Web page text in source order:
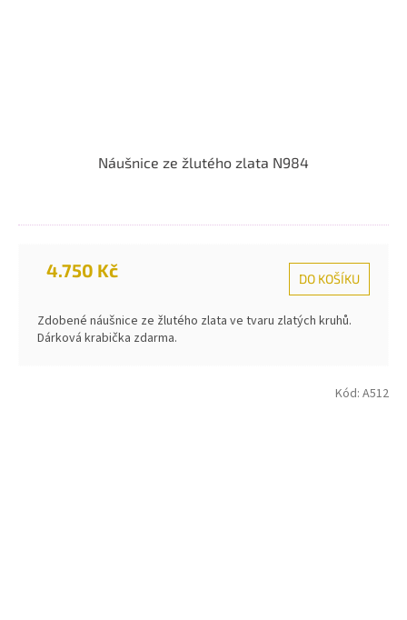
Náušnice ze žlutého zlata N984
4.750 Kč DO KOŠÍKU
Zdobené náušnice ze žlutého zlata ve tvaru zlatých kruhů.
Dárková krabička zdarma.
Kód: A512